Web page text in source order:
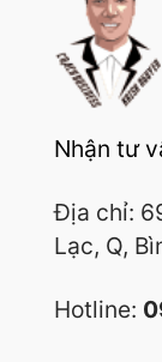
Nhận tư
Địa chỉ:
Lạc, Q,
Hotline: